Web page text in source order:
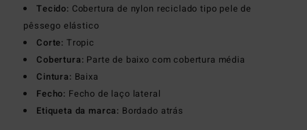
Tecido: Cobertura de nylon reciclado tipo pele de
pêssego elástico
Corte: Tropic
Cobertura: Parte de baixo com cobertura média
Cintura: Baixa
Fecho: Fecho de laço lateral
Etiqueta da marca: Bordado atrás